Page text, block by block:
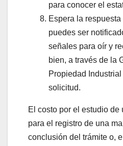
para conocer el
Espera la
puedes ser
señales para oír y
bien, a través de la
Propiedad
solicitud.
El costo por el estudio de
para el registro de una
conclusión del trámite o,